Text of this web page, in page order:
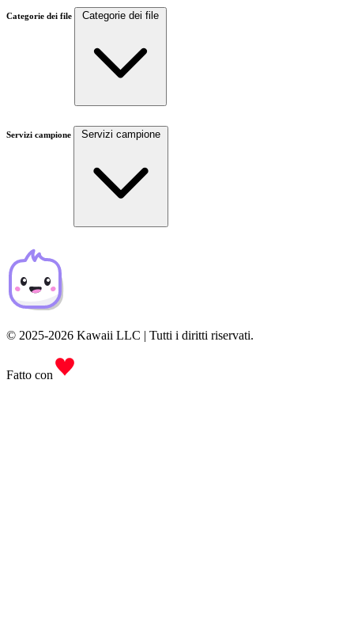
Categorie dei file Categorie dei file
Servizi campione Servizi campione
© 2025-2026 Kawaii LLC | Tutti i diritti riservati.
Fatto con